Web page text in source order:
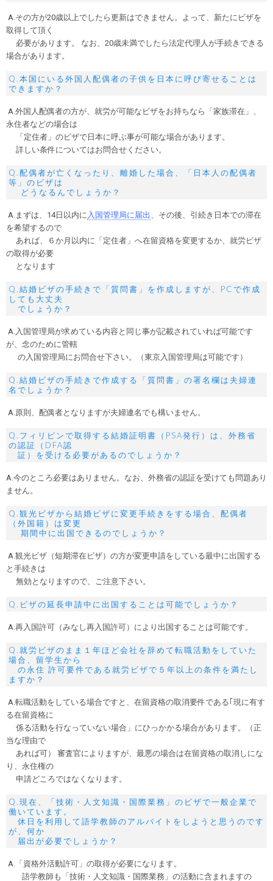
A.その方が20歳以上でしたら更新はできません。よって、新たにビザを
取得して頂く
必要があります。 なお、20歳未満でしたら法定代理人が手続きできる
場合があります。
Q.本国にいる外国人配偶者の子供を日本に呼び寄せることは
できますか？
A.外国人配偶者の方が、就労が可能なビザをお持ちなら「家族滞在」、
永住者などの場合は
「定住者」のビザで日本に呼ぶ事が可能な場合があります。
詳しい条件についてはお問合せください。
Q.配偶者が亡くなったり、離婚した場合、「日本人の配偶者
等」のビザは
どうなるんでしょうか？
A.まずは、14日以内に 入国管理局に届出 、その後、引続き日本での滞在
を希望するので
あれば、６か月以内に「定住者」へ在留資格を変更するか、就労ビザ
の取得が必要
となります
Q.結婚ビザの手続きで「質問書」を作成しますが、PCで作成
しても大丈夫
でしょうか？
A.入国管理局が求めている内容と同じ事が記載されていれば可能です
が、念のために管轄
の入国管理局にお問合せ下さい。（東京入国管理局は可能です）
Q.結婚ビザの手続きで作成する「質問書」の署名欄は夫婦連
名でしょうか？
A.原則、配偶者となりますが夫婦連名でも構いません。
Q.フィリピンで取得する結婚証明書（PSA発行）は、外務省
の認証（DFA認
証）を受ける必要があるのでしょうか？
A.今のところ必要はありません。なお、外務省の認証を受けても問題あり
ません。
Q.観光ビザから結婚ビザに変更手続きをする場合、配偶者
（外国籍）は変更
期間中に出国できるのでしょうか？
A.観光ビザ（短期滞在ビザ）の方が変更申請をしている最中に出国する
と手続きは
無効となりますので、ご注意下さい。
Q.ビザの延長申請中に出国することは可能でしょうか？
A.再入国許可（みなし再入国許可）により出国することは可能です。
Q.就労ビザのまま１年ほど会社を辞めて転職活動をしていた
場合、留学生から
の永住 許可要件である就労ビザで５年以上の条件を満たし
ますか？
A.転職活動をしている場合ですと、在留資格の取消要件である｢現に有す
る在留資格に
係る活動を行なっていない場合」にひっかかる場合があります。（正
当な理由で
あれば可） 審査官によりますが、最悪の場合は在留資格の取消しにな
り、永住権の
申請どころではなくなります。
Q.現在、「技術・人文知識・国際業務」のビザで一般企業で
働いています。
休日を利用して語学教師のアルバイトをしようと思うのです
が、何か
届出が必要でしょうか？
A.「資格外活動許可」の取得が必要になります。
語学教師も「技術・人文知識・国際業務」の活動に含まれますの